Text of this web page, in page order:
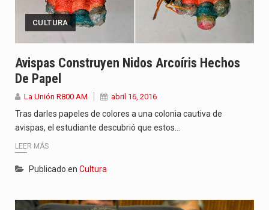
CULTURA
Avispas Construyen Nidos Arcoíris Hechos
De Papel
La Unión R800 AM abril 16, 2016
Tras darles papeles de colores a una colonia cautiva de
avispas, el estudiante descubrió que estos…
LEER MÁS
Publicado en Cultura